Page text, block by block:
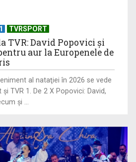
TVRSPORT
TVR: David Popovici și
aur la Europenele de
al nataţiei în 2026 se vede
TVR 1. De 2 X Popovici: David,
şi ...